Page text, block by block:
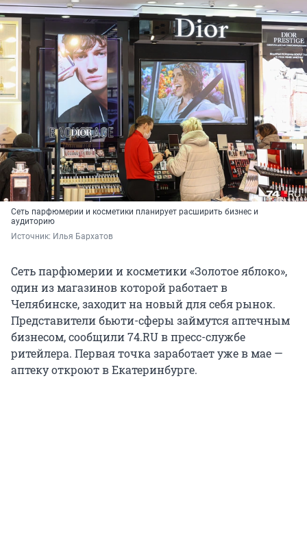
Сеть парфюмерии и косметики планирует расширить бизнес и
аудиторию
Источник: Илья Бархатов
Сеть парфюмерии и косметики «Золотое яблоко»,
один из магазинов которой работает в
Челябинске, заходит на новый для себя рынок.
Представители бьюти-сферы займутся аптечным
бизнесом, сообщили 74.RU в пресс-службе
ритейлера. Первая точка заработает уже в мае —
аптеку откроют в Екатеринбурге.